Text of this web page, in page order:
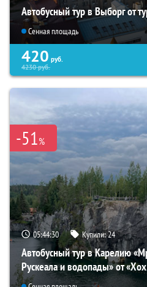
Автобусный тур в Выборг от
Сенная площадь
420 руб.
4230руб.
-51%
05:44:29 Купили:24
Автобусный тур в Карелию
Рускеала и водопады» от